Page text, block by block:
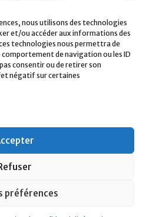
nous utilisons des technologies
et/ou accéder aux informations des
technologies nous permettra de
de navigation ou les ID
consentir ou de retirer son
négatif sur certaines
préférences
de RDV ici
ICI
SHK & W2W.